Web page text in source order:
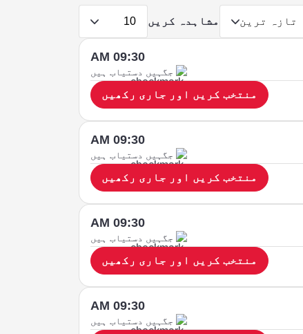
تازہ ترین مشاہدہ کریں 10
09:30 AM
جگہیں دستیاب ہیں
منتخب کریں اور جاری رکھیں
09:30 AM
جگہیں دستیاب ہیں
منتخب کریں اور جاری رکھیں
09:30 AM
جگہیں دستیاب ہیں
منتخب کریں اور جاری رکھیں
09:30 AM
جگہیں دستیاب ہیں